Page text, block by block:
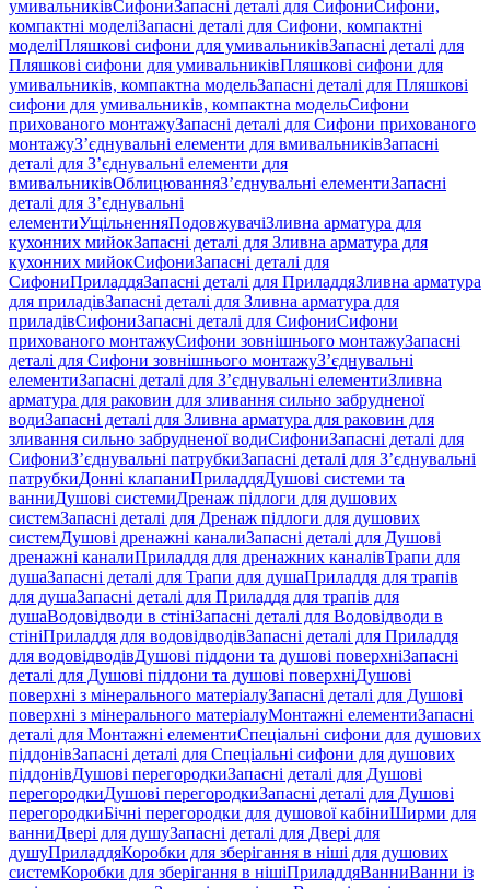
умивальниківСифониЗапасні деталі для СифониСифони,
компактні моделіЗапасні деталі для Сифони, компактні
моделіПляшкові сифони для умивальниківЗапасні деталі для
Пляшкові сифони для умивальниківПляшкові сифони для
умивальників, компактна модельЗапасні деталі для Пляшкові
сифони для умивальників, компактна модельСифони
прихованого монтажуЗапасні деталі для Сифони прихованого
монтажуЗ’єднувальні елементи для вмивальниківЗапасні
деталі для З’єднувальні елементи для
вмивальниківОблицюванняЗ’єднувальні елементиЗапасні
деталі для З’єднувальні
елементиУщільненняПодовжувачіЗливна арматура для
кухонних мийокЗапасні деталі для Зливна арматура для
кухонних мийокСифониЗапасні деталі для
СифониПриладдяЗапасні деталі для ПриладдяЗливна арматура
для приладівЗапасні деталі для Зливна арматура для
приладівСифониЗапасні деталі для СифониСифони
прихованого монтажуСифони зовнішнього монтажуЗапасні
деталі для Сифони зовнішнього монтажуЗ’єднувальні
елементиЗапасні деталі для З’єднувальні елементиЗливна
арматура для раковин для зливання сильно забрудненої
водиЗапасні деталі для Зливна арматура для раковин для
зливання сильно забрудненої водиСифониЗапасні деталі для
СифониЗ’єднувальні патрубкиЗапасні деталі для З’єднувальні
патрубкиДонні клапаниПриладдяДушові системи та
ванниДушові системиДренаж підлоги для душових
системЗапасні деталі для Дренаж підлоги для душових
системДушові дренажні каналиЗапасні деталі для Душові
дренажні каналиПриладдя для дренажних каналівТрапи для
душаЗапасні деталі для Трапи для душаПриладдя для трапів
для душаЗапасні деталі для Приладдя для трапів для
душаВодовідводи в стініЗапасні деталі для Водовідводи в
стініПриладдя для водовідводівЗапасні деталі для Приладдя
для водовідводівДушові піддони та душові поверхніЗапасні
деталі для Душові піддони та душові поверхніДушові
поверхні з мінерального матеріалуЗапасні деталі для Душові
поверхні з мінерального матеріалуМонтажні елементиЗапасні
деталі для Монтажні елементиСпеціальні сифони для душових
піддонівЗапасні деталі для Спеціальні сифони для душових
піддонівДушові перегородкиЗапасні деталі для Душові
перегородкиДушові перегородкиЗапасні деталі для Душові
перегородкиБічні перегородки для душової кабіниШирми для
ванниДвері для душуЗапасні деталі для Двері для
душуПриладдяКоробки для зберігання в ніші для душових
системКоробки для зберігання в нішіПриладдяВанниВанни із